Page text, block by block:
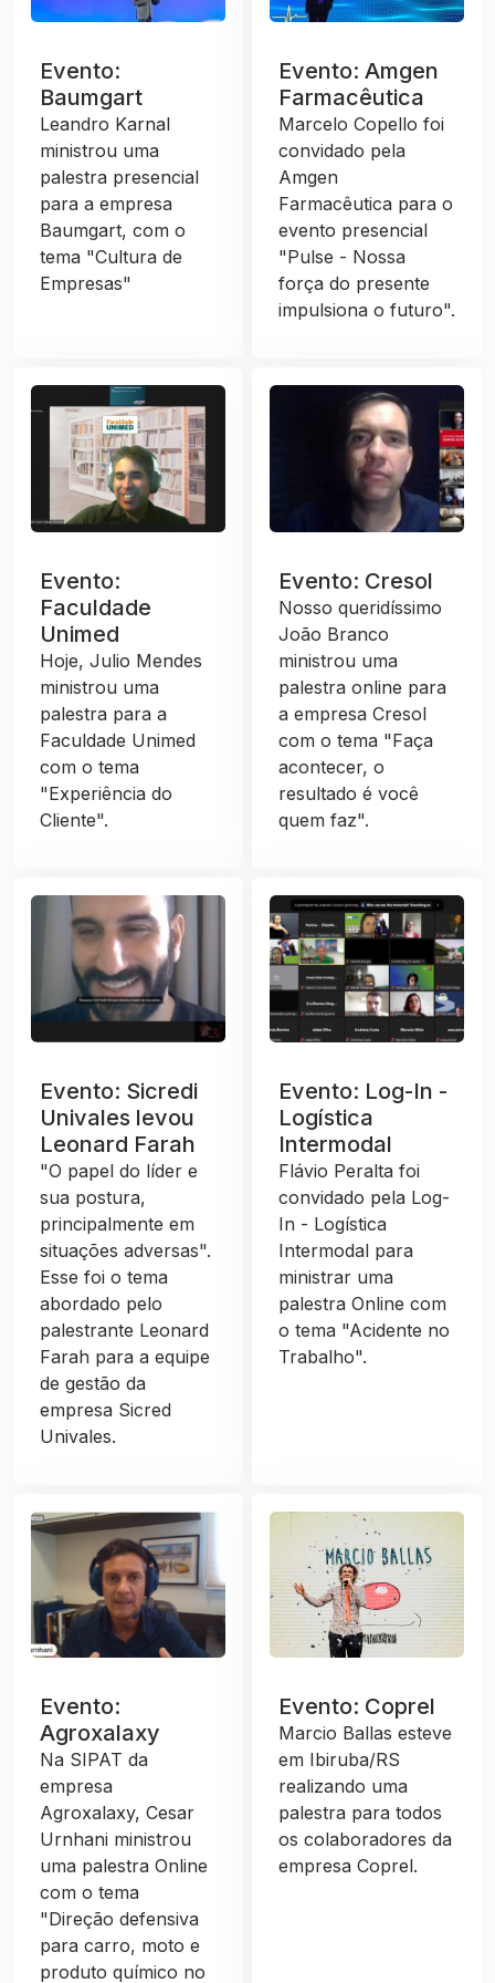
Evento:
Baumgart
Leandro Karnal
ministrou uma
palestra presencial
para a empresa
Baumgart, com o
tema "Cultura de
Empresas"
Evento: Amgen
Farmacêutica
Marcelo Copello foi
convidado pela
Amgen
Farmacêutica para o
evento presencial
"Pulse - Nossa
força do presente
impulsiona o futuro".
Evento:
Faculdade
Unimed
Hoje, Julio Mendes
ministrou uma
palestra para a
Faculdade Unimed
com o tema
"Experiência do
Cliente".
Evento: Cresol
Nosso queridíssimo
João Branco
ministrou uma
palestra online para
a empresa Cresol
com o tema "Faça
acontecer, o
resultado é você
quem faz".
Evento: Sicredi
Univales levou
Leonard Farah
"O papel do líder e
sua postura,
principalmente em
situações adversas".
Esse foi o tema
abordado pelo
palestrante Leonard
Farah para a equipe
de gestão da
empresa Sicred
Univales.
Evento: Log-In -
Logística
Intermodal
Flávio Peralta foi
convidado pela Log-
In - Logística
Intermodal para
ministrar uma
palestra Online com
o tema "Acidente no
Trabalho".
Evento:
Agroxalaxy
Na SIPAT da
empresa
Agroxalaxy, Cesar
Urnhani ministrou
uma palestra Online
com o tema
"Direção defensiva
para carro, moto e
produto químico no
Evento: Coprel
Marcio Ballas esteve
em Ibiruba/RS
realizando uma
palestra para todos
os colaboradores da
empresa Coprel.